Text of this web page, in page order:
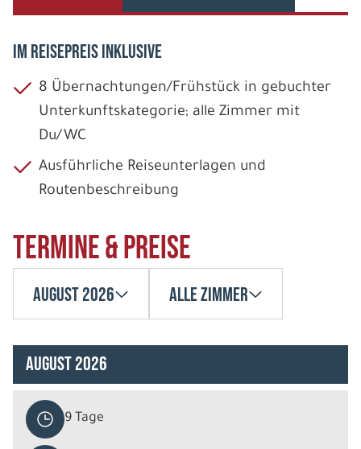
IM REISEPREIS INKLUSIVE
8 Übernachtungen/Frühstück in gebuchter
Unterkunftskategorie; alle Zimmer mit
Du/WC
Ausführliche Reiseunterlagen und
Routenbeschreibung
Termine & Preise
August 2026 Alle Zimmer
August 2026
9 Tage